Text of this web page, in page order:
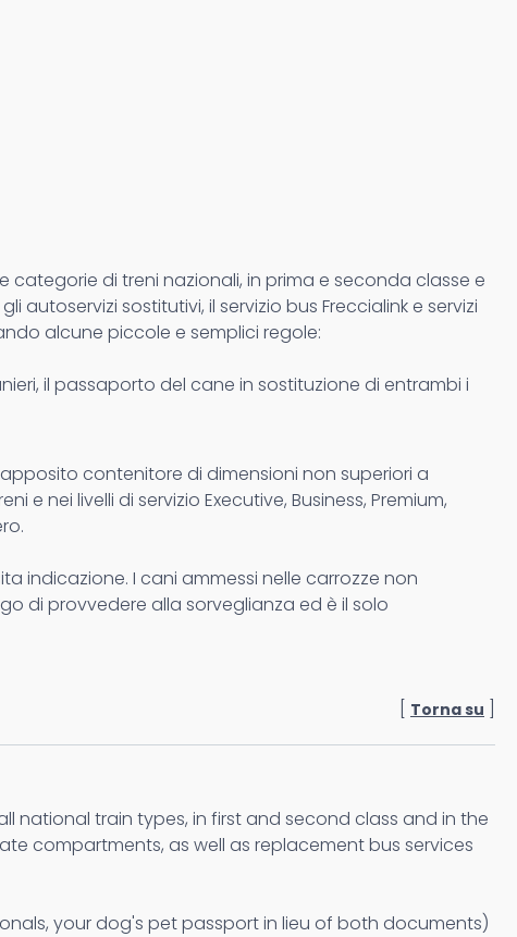
di treni nazionali, in prima e seconda classe e
autoservizi sostitutivi, il servizio bus Freccialink e servizi
alcune piccole e semplici regole:
il passaporto del cane in sostituzione di entrambi i
contenitore di dimensioni non superiori a
nei livelli di servizio Executive, Business, Premium,
indicazione. I cani ammessi nelle carrozze non
di provvedere alla sorveglianza ed è il solo
Torna su
national train types, in first and second class and in the
compartments, as well as replacement bus services
your dog's pet passport in lieu of both documents)